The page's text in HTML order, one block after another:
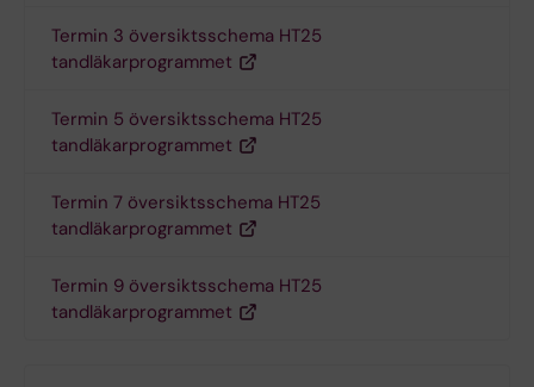
Termin 3 översiktsschema HT25
tandläkarprogrammet
Termin 5 översiktsschema HT25
tandläkarprogrammet
Termin 7 översiktsschema HT25
tandläkarprogrammet
Termin 9 översiktsschema HT25
tandläkarprogrammet